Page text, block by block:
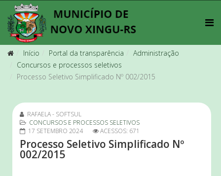
Início Portal da transparência
Administração
Concursos e processos seletivos
Processo Seletivo Simplificado Nº 002/2015
RAFAELA - SOFTSUL
CONCURSOS E PROCESSOS SELETIVOS
17 SETEMBRO 2024
ACESSOS: 671
Processo Seletivo Simplificado Nº
002/2015